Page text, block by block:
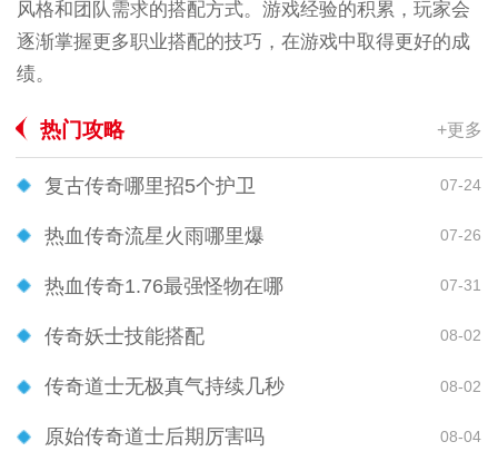
风格和团队需求的搭配方式。游戏经验的积累，玩家会
逐渐掌握更多职业搭配的技巧，在游戏中取得更好的成
绩。
热门攻略 +更多
复古传奇哪里招5个护卫 07-24
热血传奇流星火雨哪里爆 07-26
热血传奇1.76最强怪物在哪 07-31
传奇妖士技能搭配 08-02
传奇道士无极真气持续几秒 08-02
原始传奇道士后期厉害吗 08-04